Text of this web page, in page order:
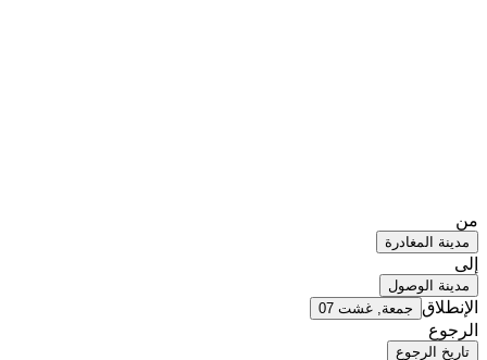
من
مدينة المغادرة
إلى
مدينة الوصول
الإنطلاق جمعة, غشت 07
الرجوع
تاريخ الرجوع